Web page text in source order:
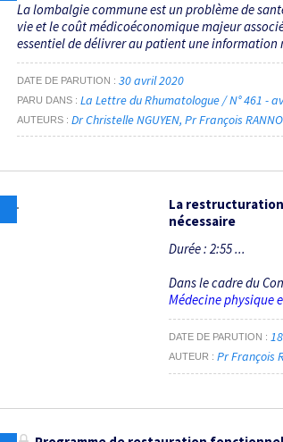
La lombalgie commune est un problème de
vie et le coût médicoéconomique majeur
essentiel de délivrer au patient une information
DATE DE PARUTION 30 avril 2020
PARU DANS La Lettre du Rhumatologue / N° 461 -
AUTEURS Dr Christelle NGUYEN Pr François
La
nécessaire
Durée : 2:55 ...
Dans le cadre du
Médecine physique
DATE DE PARUTION
AUTEUR Pr François